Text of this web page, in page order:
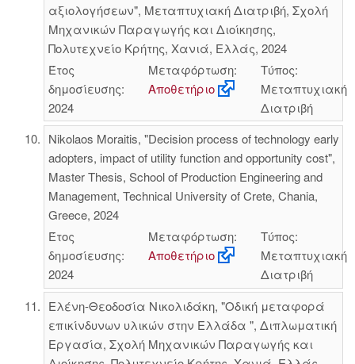
αξιολογήσεων", Μεταπτυχιακή Διατριβή, Σχολή
Μηχανικών Παραγωγής και Διοίκησης,
Πολυτεχνείο Κρήτης, Χανιά, Ελλάς, 2024
Έτος
δημοσίευσης:
2024
Μεταφόρτωση:
Αποθετήριο
Τύπος:
Μεταπτυχιακή
Διατριβή
Nikolaos Moraitis, "Decision process of technology early
adopters, impact of utility function and opportunity cost",
Master Thesis, School of Production Engineering and
Management, Technical University of Crete, Chania,
Greece, 2024
Έτος
δημοσίευσης:
2024
Μεταφόρτωση:
Αποθετήριο
Τύπος:
Μεταπτυχιακή
Διατριβή
Ελένη-Θεοδοσία Νικολιδάκη, "Οδική μεταφορά
επικίνδυνων υλικών στην Ελλάδα ", Διπλωματική
Εργασία, Σχολή Μηχανικών Παραγωγής και